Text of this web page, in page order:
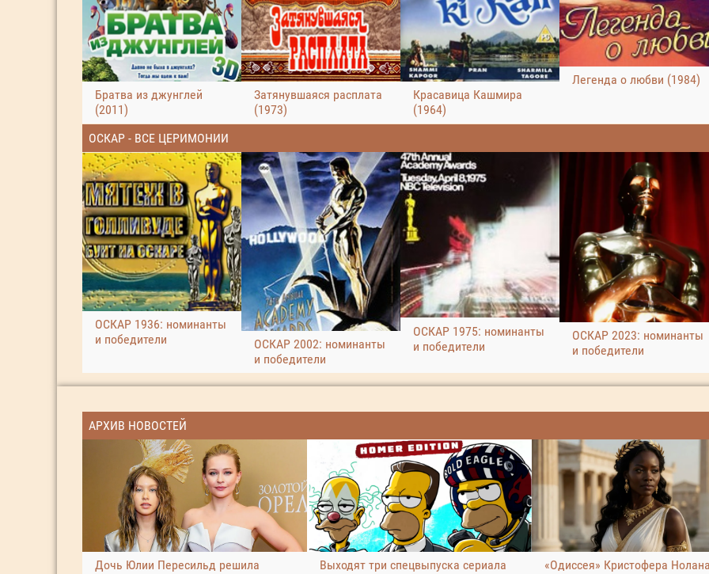
Братва из джунглей
(2011)
Затянувшаяся расплата
(1973)
Красавица Кашмира
(1964)
Легенда о любви (1984)
ОСКАР - ВСЕ ЦЕРИМОНИИ
ОСКАР 1936: номинанты
и победители
ОСКАР 2002: номинанты
и победители
ОСКАР 1975: номинанты
и победители
ОСКАР 2023: номинанты
и победители
АРХИВ НОВОСТЕЙ
Дочь Юлии Пересильд решила
Выходят три спецвыпуска сериала
«Одиссея» Кристофера Нолана